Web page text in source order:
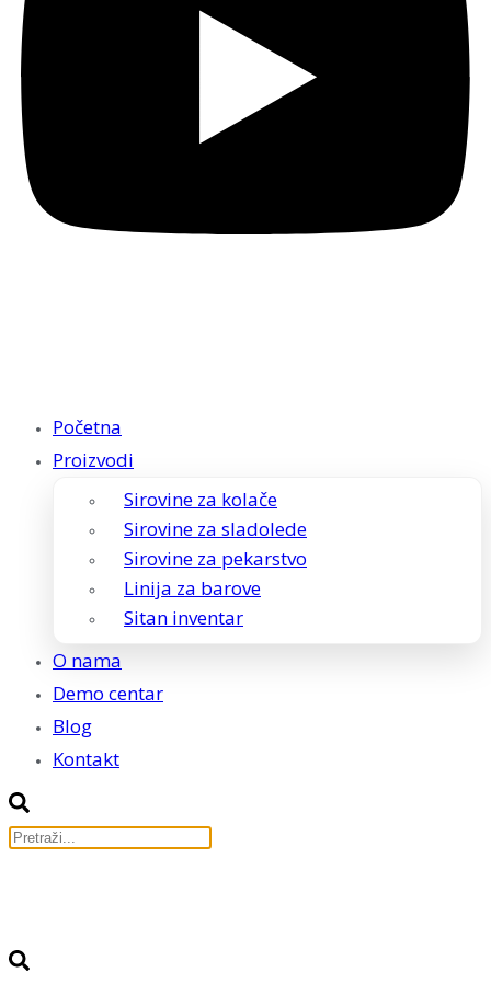
Početna
Proizvodi
Sirovine za kolače
Sirovine za sladolede
Sirovine za pekarstvo
Linija za barove
Sitan inventar
O nama
Demo centar
Blog
Kontakt